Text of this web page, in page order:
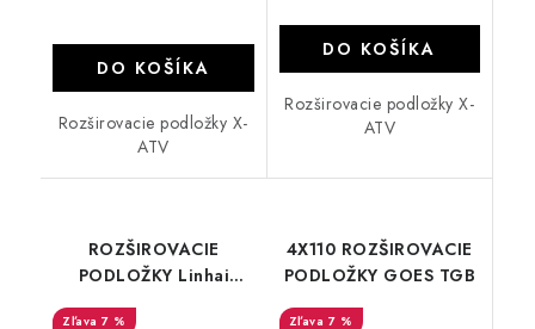
DO KOŠÍKA
Rozširovacie podložky X-
ATV
DO KOŠÍKA
Rozširovacie podložky X-
ATV
ROZŠIROVACIE
PODLOŽKY Linhai
7 %
4X110 ROZŠIROVACIE
PODLOŽKY GOES TGB
7 %